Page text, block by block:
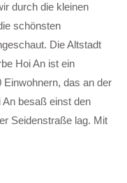
durch die kleinen
schönsten
Die Altstadt
Hoi An ist ein
das an der
besaß einst den
Seidenstraße lag. Mit